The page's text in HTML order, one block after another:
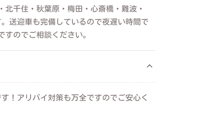
千住・秋葉原・梅田・心斎橋・難波・
送迎車も完備しているので夜遅い時間で
のでご相談ください。
！アリバイ対策も万全ですのでご安心く